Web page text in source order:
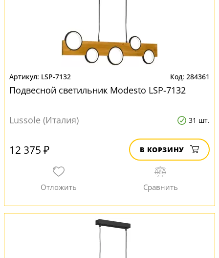
LSP-7132 284361
Подвесной светильник Modesto LSP-7132
Lussole (Италия) 31 шт.
12 375 ₽ В КОРЗИНУ